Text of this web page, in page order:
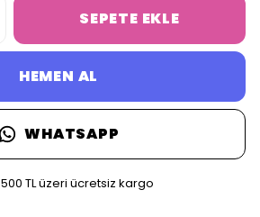
SEPETE EKLE
HEMEN AL
WHATSAPP
500 TL üzeri ücretsiz kargo